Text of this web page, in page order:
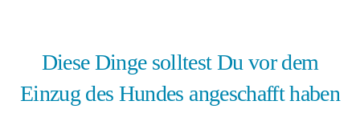
Diese Dinge solltest Du vor dem
Einzug des Hundes angeschafft haben